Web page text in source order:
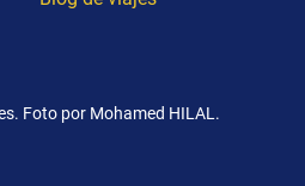
Foto por Mohamed HILAL.